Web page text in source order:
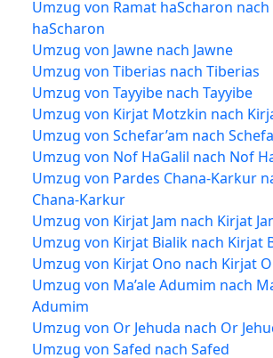
Umzug von Ramat haScharon nach
haScharon
Umzug von Jawne nach Jawne
Umzug von Tiberias nach Tiberias
Umzug von Tayyibe nach Tayyibe
Umzug von Kirjat Motzkin nach
Umzug von Schefar’am nach
Umzug von Nof HaGalil nach Nof
Umzug von Pardes Chana-Karkur
Chana-Karkur
Umzug von Kirjat Jam nach Kirjat
Umzug von Kirjat Bialik nach Kirjat
Umzug von Kirjat Ono nach Kirjat
Umzug von Ma’ale Adumim nach
Adumim
Umzug von Or Jehuda nach Or
Umzug von Safed nach Safed